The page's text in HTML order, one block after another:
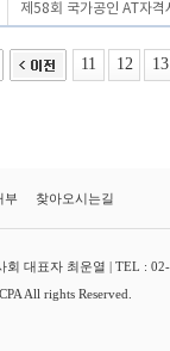
제58회 국가공인 AT자격
11 12 13
부 찾아오시는길
대표자 최운열 | TEL :
All rights Reserved.